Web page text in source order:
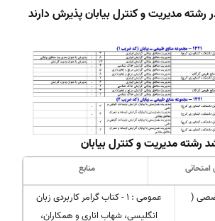
رشته مدیریت و کنترل بیابان پذیرش دارند
رشته مدیریت و کنترل بیابان
منابع
(
عمومی : 1 - کتاب گرامر کاربردی زبان
انگلیسی، شهاب اناری و همکاران،